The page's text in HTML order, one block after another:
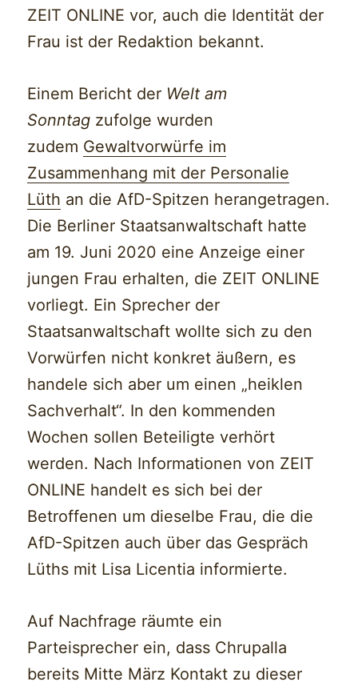
ZEIT ONLINE vor, auch die Identität der
Frau ist der Redaktion bekannt.
Einem Bericht der Welt am
Sonntag zufolge wurden
zudem Gewaltvorwürfe im
Zusammenhang mit der Personalie
Lüth an die AfD-Spitzen herangetragen.
Die Berliner Staatsanwaltschaft hatte
am 19. Juni 2020 eine Anzeige einer
jungen Frau erhalten, die ZEIT ONLINE
vorliegt. Ein Sprecher der
Staatsanwaltschaft wollte sich zu den
Vorwürfen nicht konkret äußern, es
handele sich aber um einen „heiklen
Sachverhalt“. In den kommenden
Wochen sollen Beteiligte verhört
werden. Nach Informationen von ZEIT
ONLINE handelt es sich bei der
Betroffenen um dieselbe Frau, die die
AfD-Spitzen auch über das Gespräch
Lüths mit Lisa Licentia informierte.
Auf Nachfrage räumte ein
Parteisprecher ein, dass Chrupalla
bereits Mitte März Kontakt zu dieser